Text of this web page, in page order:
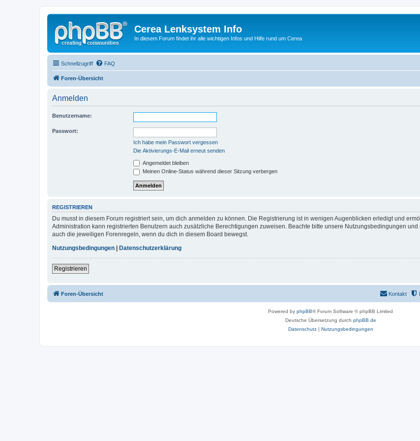
Cerea Lenksystem Info
In diesem Forum findet ihr alle wichtigen Infos und Hilfe rund um Cerea
Schnellzugriff FAQ
Foren-Übersicht
Anmelden
Benutzername:
Passwort:
Ich habe mein Passwort vergessen
Die Aktivierungs-E-Mail erneut senden
Angemeldet bleiben
Meinen Online-Status während dieser Sitzung verbergen
REGISTRIEREN
Du musst in diesem Forum registriert sein, um dich anmelden zu können. Die Registrierung ist in wenigen Augenblicken erledigt und
Administration kann registrierten Benutzern auch zusätzliche Berechtigungen zuweisen. Beachte bitte unsere Nutzungsbedingungen
auch die jeweiligen Forenregeln, wenn du dich in diesem Board bewegst.
Nutzungsbedingungen
Datenschutzerklärung
Registrieren
Foren-Übersicht Kontakt
Powered by phpBB® Forum Software © phpBB Limited
Deutsche Übersetzung durch phpBB.de
Datenschutz| Nutzungsbedingungen